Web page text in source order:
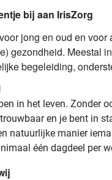
bij aan IrisZorg
jong en oud en
gezondheid. Meestal
begeleiding,
in het leven. Zonder
en je bent in
natuurlijke manier
één dagdeel per